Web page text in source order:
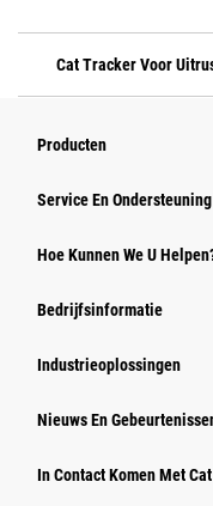
Cat Tracker Voor
Producten
Service En Ondersteuning
Hoe Kunnen We U
Bedrijfsinformatie
Industrieoplossingen
Nieuws En
In Contact Komen Met Cat